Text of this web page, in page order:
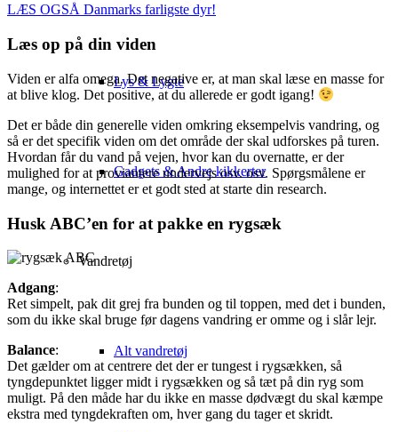
Lys & Lygte
Gadgets & Andre kikkerter
Vandretøj
Alt vandretøj
LÆS OGSÅ Danmarks farligste dyr!
Læs op på din viden
Viden er alfa omega. Det negative er, at man skal læse en masse for
at blive klog. Det positive, at du allerede er godt igang!
Det er både din generelle viden omkring eksempelvis vandring, og
så er det specifik viden om det område der skal udforskes på turen.
Hvordan får du vand på vejen, hvor kan du overnatte, er der
mulighed for at proviantere undervejs osv. osv. Spørgsmålene er
mange, og internettet er et godt sted at starte din research.
Husk ABC’en for at pakke en rygsæk
Adgang:
Ret simpelt, pak dit grej fra bunden og til toppen, med det i bunden,
som du ikke skal bruge før dagens vandring er omme og i slår lejr.
Balance:
Det gælder om at centrere det der er tungest i rygsækken, så
tyngdepunktet ligger midt i rygsækken og så tæt på din ryg som
muligt. På den måde har du ikke en masse dødvægt du skal kæmpe
ekstra med tyngdekraften om, hver gang du tager et skridt.